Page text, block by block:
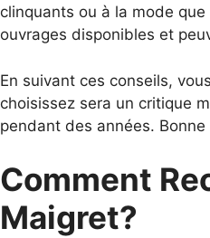
clinquants ou à la mode
ouvrages disponibles et
En suivant ces conseils,
choisissez sera un critique
pendant des années. Bonne
Comment
Maigret?